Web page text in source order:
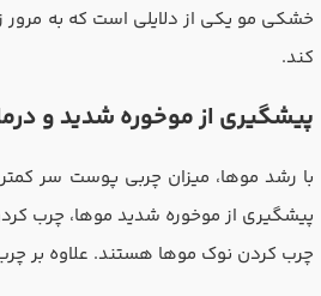
کند.
پیشگیری از موخوره شدید و
با رشد موها، میزان چربی پوست سر
پیشگیری از موخوره شدید موها، چرب
چرب کردن نوک موها هستند. علاوه بر